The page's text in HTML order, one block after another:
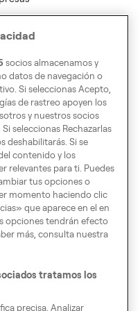
socios almacenamos y
datos de navegación o
Si seleccionas Acepto,
de rastreo apoyen los
y nuestros socios
seleccionas Rechazarlas
deshabilitarás. Si se
contenido y los
relevantes para ti. Puedes
tus opciones o
momento haciendo clic
que aparece en el en
opciones tendrán efecto
más, consulta nuestra
tratamos los
precisa. Analizar